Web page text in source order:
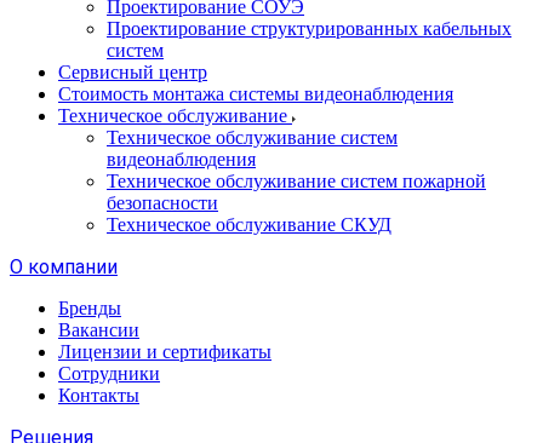
Проектирование СОУЭ
Проектирование структурированных кабельных
систем
Сервисный центр
Стоимость монтажа системы видеонаблюдения
Техническое обслуживание
Техническое обслуживание систем
видеонаблюдения
Техническое обслуживание систем пожарной
безопасности
Техническое обслуживание СКУД
О компании
Бренды
Вакансии
Лицензии и сертификаты
Сотрудники
Контакты
Решения